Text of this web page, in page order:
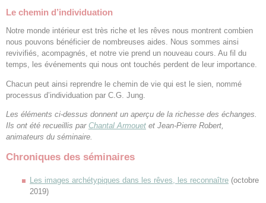
Le chemin d’individuation
Notre monde intérieur est très riche et les rêves nous montrent combien
nous pouvons bénéficier de nombreuses aides. Nous sommes ainsi
revivifiés, acompagnés, et notre vie prend un nouveau cours. Au fil du
temps, les événements qui nous ont touchés perdent de leur importance.
Chacun peut ainsi reprendre le chemin de vie qui est le sien, nommé
processus d’individuation par C.G. Jung.
Les éléments ci-dessus donnent un aperçu de la richesse des échanges.
Ils ont été recueillis par Chantal Armouet et Jean-Pierre Robert,
animateurs du séminaire.
Chroniques des séminaires
Les images archétypiques dans les rêves, les reconnaître (octobre
2019)